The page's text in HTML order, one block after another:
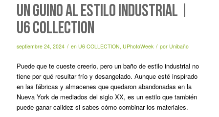
Un guiño al estilo industrial |
U6 COLLECTION
septiembre 24, 2024 / en U6 COLLECTION UPhotoWeek / por Unibaño
Puede que te cueste creerlo, pero un baño de estilo industrial no
tiene por qué resultar frío y desangelado. Aunque esté inspirado
en las fábricas y almacenes que quedaron abandonadas en la
Nueva York de mediados del siglo XX, es un estilo que también
puede ganar calidez si sabes cómo combinar los materiales.